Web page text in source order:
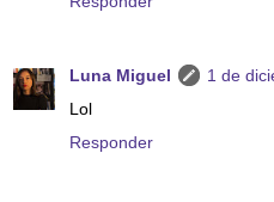
Luna Miguel
1 de
Lol
Responder